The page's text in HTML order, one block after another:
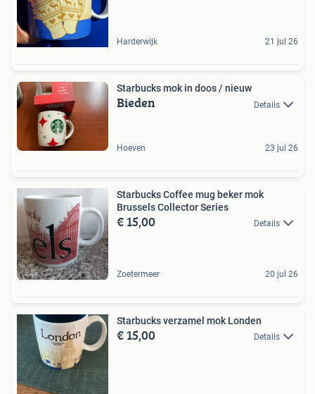
Harderwijk 21 jul 26
Starbucks mok in doos / nieuw
Bieden Details
Hoeven 23 jul 26
Starbucks Coffee mug beker mok
Brussels Collector Series
€ 15,00 Details
Zoetermeer 20 jul 26
Starbucks verzamel mok Londen
€ 15,00 Details